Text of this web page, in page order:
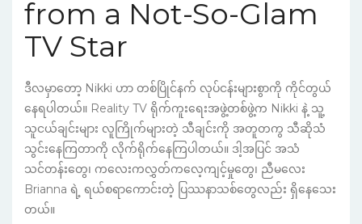
from a Not-So-Glam
TV Star
ဒီလမှာတော့ Nikki ဟာ တစ်ပြိုင်နက် လုပ်ငန်းများစွာကို ကိုင်တွယ်
နေရပါတယ်။ Reality TV ရိုက်ကူးရေးအဖွဲ့တစ်ဖွဲ့က Nikki နဲ့ သူ့
သူငယ်ချင်းများ လူကြိုက်များတဲ့ သီချင်းကို အတူတကွ သီဆိုသံ
သွင်းနေကြတာကို လိုက်ရိုက်နေကြပါတယ်။ ဒါ့အပြင် အသံ
သင်တန်းတွေ၊ ကလေးကလွှတ်ကလေ့ကျင့်မှုတွေ၊ ညီမလေး
Brianna ရဲ့ ရယ်စရာကောင်းတဲ့ ပြဿနာသစ်တွေလည်း ရှိနေသေး
တယ်။